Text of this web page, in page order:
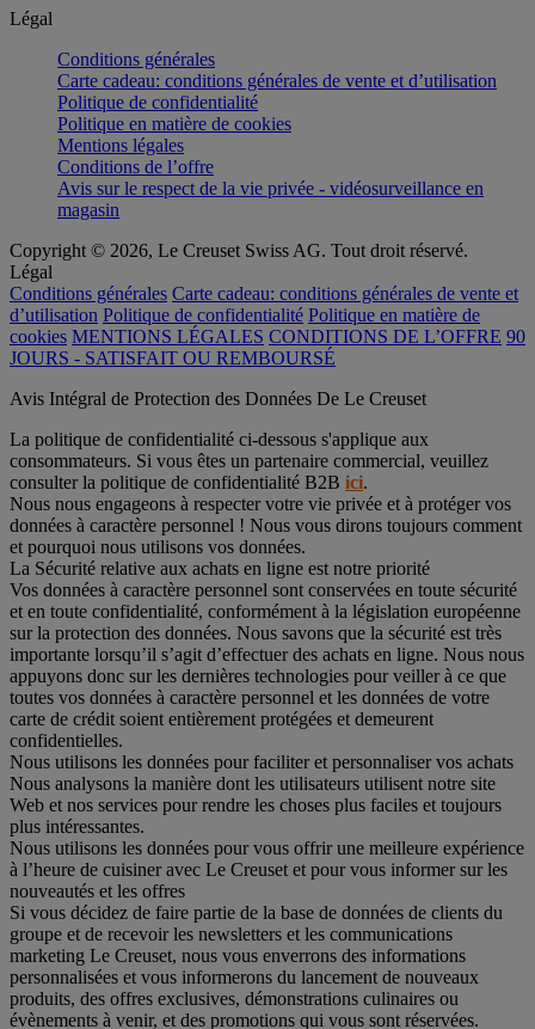
Légal
Conditions générales
Carte cadeau: conditions générales de vente et d’utilisation
Politique de confidentialité
Politique en matière de cookies
Mentions légales
Conditions de l’offre
Avis sur le respect de la vie privée - vidéosurveillance en
magasin
Copyright © 2026, Le Creuset Swiss AG. Tout droit réservé.
Légal
Conditions générales Carte cadeau: conditions générales de vente et
d’utilisation Politique de confidentialité Politique en matière de
cookies MENTIONS LÉGALES CONDITIONS DE L’OFFRE 90
JOURS - SATISFAIT OU REMBOURSÉ
Avis Intégral de Protection des Données De Le Creuset
La politique de confidentialité ci-dessous s'applique aux
consommateurs. Si vous êtes un partenaire commercial, veuillez
consulter la politique de confidentialité B2B ici.
Nous nous engageons à respecter votre vie privée et à protéger vos
données à caractère personnel ! Nous vous dirons toujours comment
et pourquoi nous utilisons vos données.
La Sécurité relative aux achats en ligne est notre priorité
Vos données à caractère personnel sont conservées en toute sécurité
et en toute confidentialité, conformément à la législation européenne
sur la protection des données. Nous savons que la sécurité est très
importante lorsqu’il s’agit d’effectuer des achats en ligne. Nous nous
appuyons donc sur les dernières technologies pour veiller à ce que
toutes vos données à caractère personnel et les données de votre
carte de crédit soient entièrement protégées et demeurent
confidentielles.
Nous utilisons les données pour faciliter et personnaliser vos achats
Nous analysons la manière dont les utilisateurs utilisent notre site
Web et nos services pour rendre les choses plus faciles et toujours
plus intéressantes.
Nous utilisons les données pour vous offrir une meilleure expérience
à l’heure de cuisiner avec Le Creuset et pour vous informer sur les
nouveautés et les offres
Si vous décidez de faire partie de la base de données de clients du
groupe et de recevoir les newsletters et les communications
marketing Le Creuset, nous vous enverrons des informations
personnalisées et vous informerons du lancement de nouveaux
produits, des offres exclusives, démonstrations culinaires ou
évènements à venir, et des promotions qui vous sont réservées.